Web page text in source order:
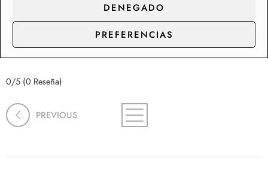
DENEGADO
PREFERENCIAS
Esperamos que estos consejos os sean útiles para que
vuestro mantel quede perfecto en vuestra mesa.
0/5 (0 Reseña)
PREVIOUS